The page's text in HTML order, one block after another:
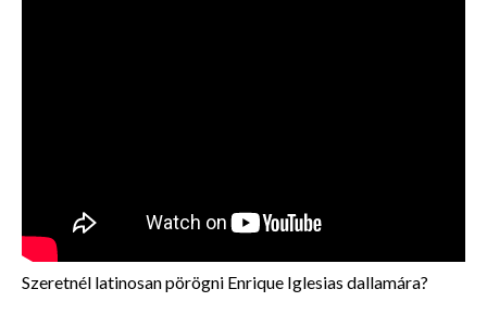
Szeretnél latinosan pörögni Enrique Iglesias dallamára?